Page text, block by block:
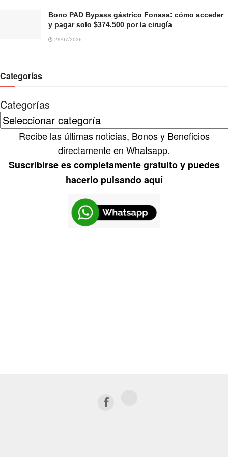
Bono PAD Bypass gástrico Fonasa: cómo acceder
y pagar solo $374.500 por la cirugía
29/07/2026
Categorías
Categorías
Recibe las últimas noticias, Bonos y Beneficios
directamente en Whatsapp.
Suscribirse es completamente gratuito y puedes
hacerlo pulsando aquí